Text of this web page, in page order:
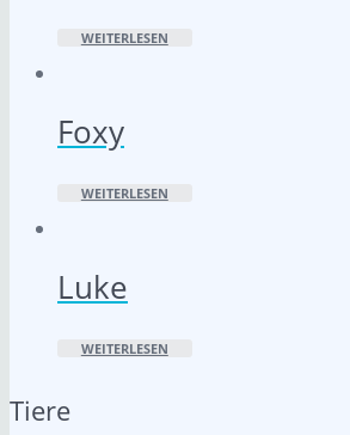
WEITERLESEN
Foxy
WEITERLESEN
Luke
WEITERLESEN
Tiere